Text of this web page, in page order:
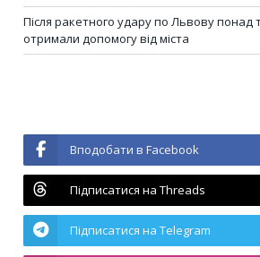
Після ракетного удару по Львову понад
отримали допомогу від міста
Вподобати в Facebook
Підписатися на Threads
Підписатися на Telegram